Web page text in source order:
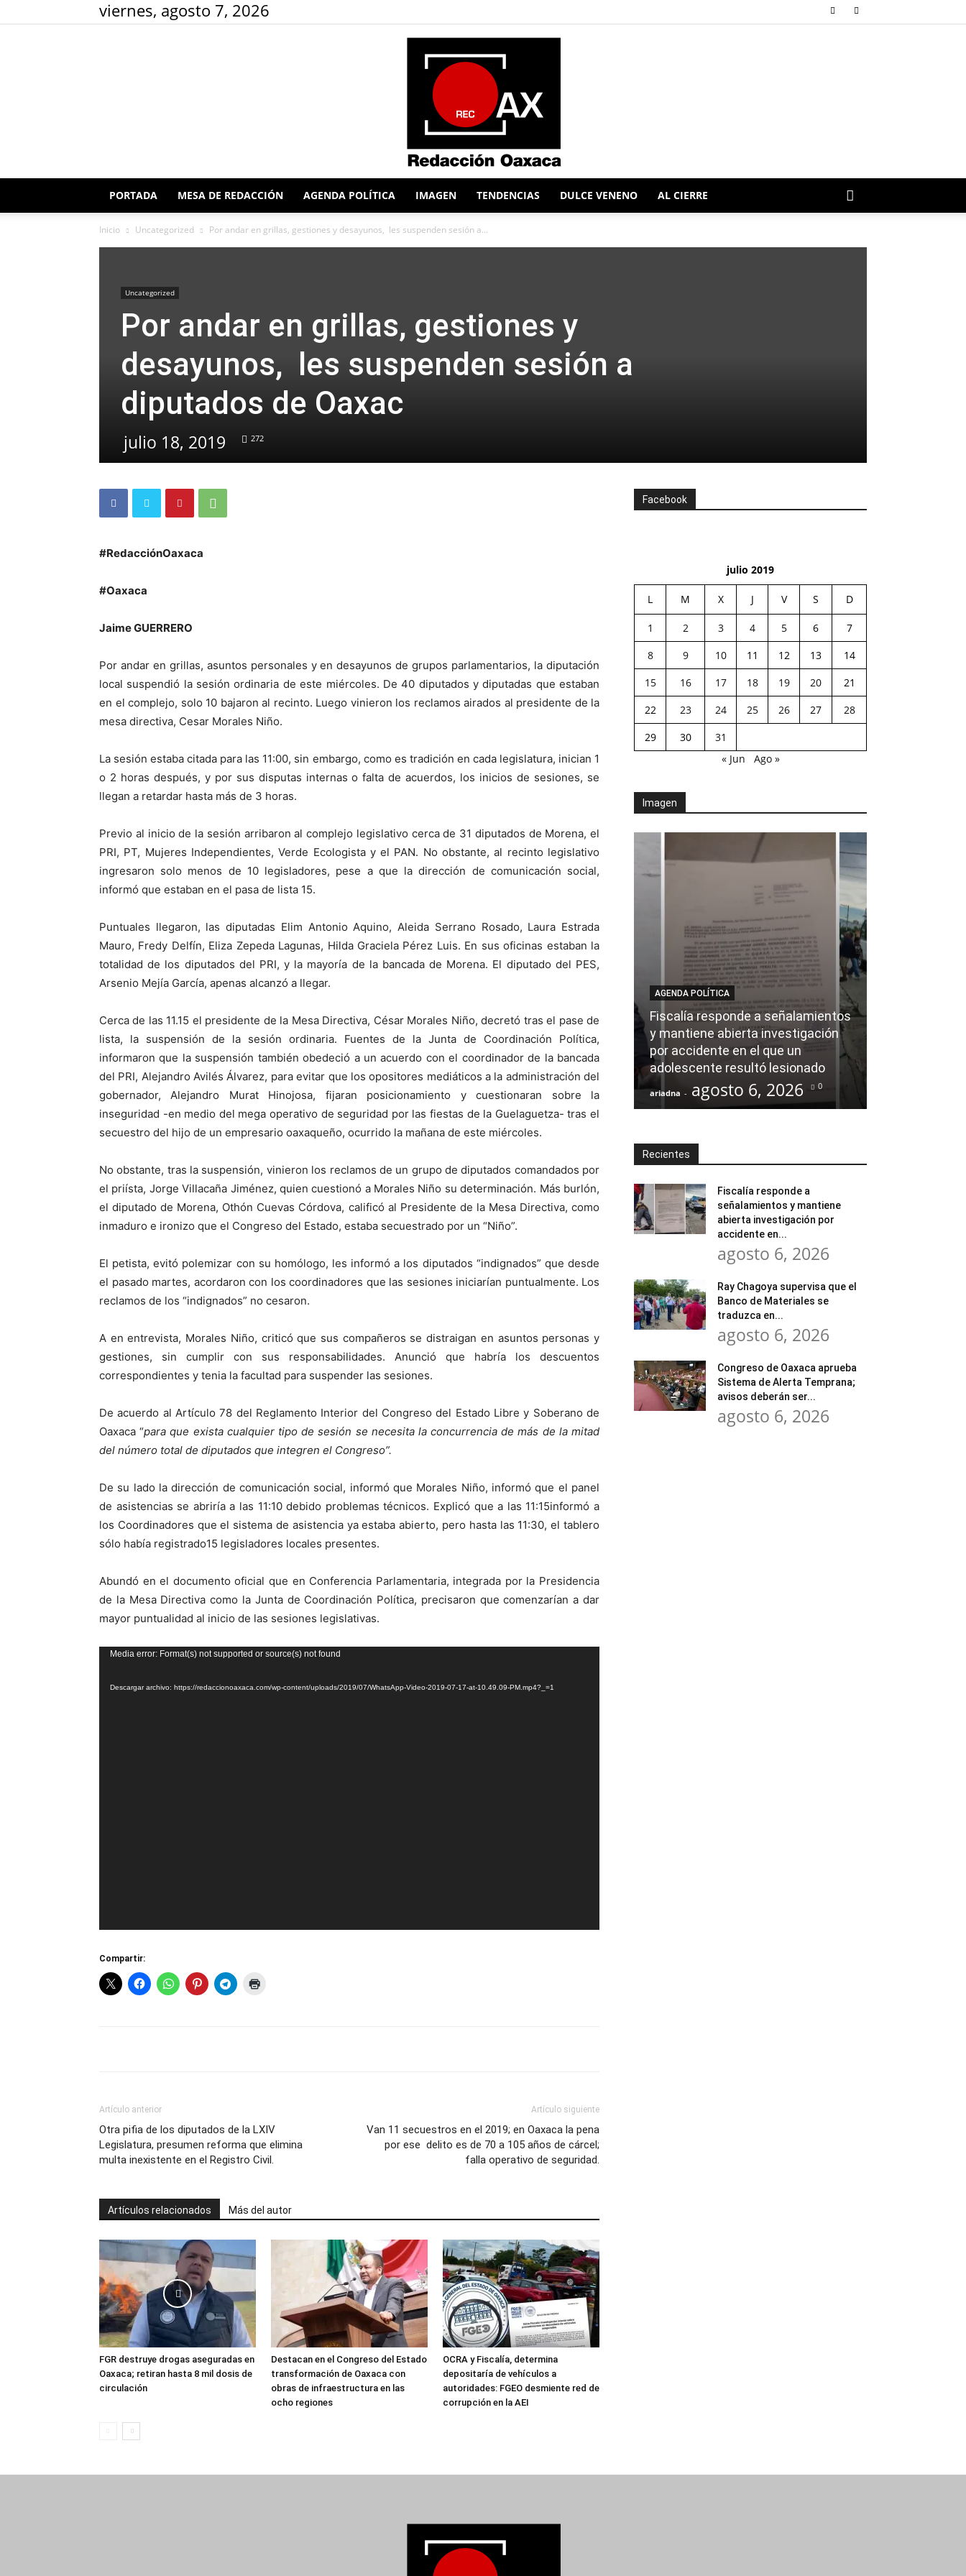
viernes, agosto 7, 2026
Oaxaca
PORTADA MESA DE REDACCIÓN AGENDA POLÍTICA IMAGEN TENDENCIAS DULCE VENENO AL CIERRE
Inicio Uncategorized Por andar en grillas, gestiones y desayunos, les suspenden sesión a...
Uncategorized
Por andar en grillas, gestiones y
desayunos, les suspenden sesión a
diputados de Oaxac
julio 18, 2019 272
#RedacciónOaxaca
#Oaxaca
Jaime GUERRERO
Por andar en grillas, asuntos personales y en desayunos de grupos parlamentarios, la diputación
local suspendió la sesión ordinaria de este miércoles. De 40 diputados y diputadas que estaban
en el complejo, solo 10 bajaron al recinto. Luego vinieron los reclamos airados al presidente de la
mesa directiva, Cesar Morales Niño.
La sesión estaba citada para las 11:00, sin embargo, como es tradición en cada legislatura, inician 1
o 2 horas después, y por sus disputas internas o falta de acuerdos, los inicios de sesiones, se
llegan a retardar hasta más de 3 horas.
Previo al inicio de la sesión arribaron al complejo legislativo cerca de 31 diputados de Morena, el
PRI, PT, Mujeres Independientes, Verde Ecologista y el PAN. No obstante, al recinto legislativo
ingresaron solo menos de 10 legisladores, pese a que la dirección de comunicación social,
informó que estaban en el pasa de lista 15.
Puntuales llegaron, las diputadas Elim Antonio Aquino, Aleida Serrano Rosado, Laura Estrada
Mauro, Fredy Delfín, Eliza Zepeda Lagunas, Hilda Graciela Pérez Luis. En sus oficinas estaban la
totalidad de los diputados del PRI, y la mayoría de la bancada de Morena. El diputado del PES,
Arsenio Mejía García, apenas alcanzó a llegar.
Cerca de las 11.15 el presidente de la Mesa Directiva, César Morales Niño, decretó tras el pase de
lista, la suspensión de la sesión ordinaria. Fuentes de la Junta de Coordinación Política,
informaron que la suspensión también obedeció a un acuerdo con el coordinador de la bancada
del PRI, Alejandro Avilés Álvarez, para evitar que los opositores mediáticos a la administración del
gobernador, Alejandro Murat Hinojosa, fijaran posicionamiento y cuestionaran sobre la
inseguridad -en medio del mega operativo de seguridad por las fiestas de la Guelaguetza- tras el
secuestro del hijo de un empresario oaxaqueño, ocurrido la mañana de este miércoles.
No obstante, tras la suspensión, vinieron los reclamos de un grupo de diputados comandados por
el priísta, Jorge Villacaña Jiménez, quien cuestionó a Morales Niño su determinación. Más burlón,
el diputado de Morena, Othón Cuevas Córdova, calificó al Presidente de la Mesa Directiva, como
inmaduro e ironizo que el Congreso del Estado, estaba secuestrado por un “Niño”.
El petista, evitó polemizar con su homólogo, les informó a los diputados “indignados” que desde
el pasado martes, acordaron con los coordinadores que las sesiones iniciarían puntualmente. Los
reclamos de los “indignados” no cesaron.
A en entrevista, Morales Niño, criticó que sus compañeros se distraigan en asuntos personas y
gestiones, sin cumplir con sus responsabilidades. Anunció que habría los descuentos
correspondientes y tenia la facultad para suspender las sesiones.
De acuerdo al Artículo 78 del Reglamento Interior del Congreso del Estado Libre y Soberano de
Oaxaca “para que exista cualquier tipo de sesión se necesita la concurrencia de más de la mitad
del número total de diputados que integren el Congreso”.
De su lado la dirección de comunicación social, informó que Morales Niño, informó que el panel
de asistencias se abriría a las 11:10 debido problemas técnicos. Explicó que a las 11:15informó a
los Coordinadores que el sistema de asistencia ya estaba abierto, pero hasta las 11:30, el tablero
sólo había registrado15 legisladores locales presentes.
Abundó en el documento oficial que en Conferencia Parlamentaria, integrada por la Presidencia
de la Mesa Directiva como la Junta de Coordinación Política, precisaron que comenzarían a dar
mayor puntualidad al inicio de las sesiones legislativas.
Reproductor
vídeo
Media error: Format(s) not supported or source(s) not found
Descargar archivo: https://redaccionoaxaca.com/wp-content/uploads/2019/07/WhatsApp-Video-2019-07-17-at-10.49.09-PM.mp4?_=1
Compartir:
Artículo anterior
Otra pifia de los diputados de la LXIV
Legislatura, presumen reforma que elimina
multa inexistente en el Registro Civil.
Artículo siguiente
Van 11 secuestros en el 2019; en Oaxaca la pena
por ese delito es de 70 a 105 años de cárcel;
falla operativo de seguridad.
Artículos relacionados Más del autor
FGR destruye drogas aseguradas en
Oaxaca; retiran hasta 8 mil dosis de
circulación
Destacan en el Congreso del Estado
transformación de Oaxaca con
obras de infraestructura en las
ocho regiones
OCRA y Fiscalía, determina
depositaría de vehículos a
autoridades: FGEO desmiente red de
corrupción en la AEI
Facebook
julio 2019
L M X J V S D
1 2 3 4 5 6
7
8
9 10 11 12 13
14
15
16 17 18 19 20
21
22
23 24 25 26 27
28
29
30
31
« Jun
Ago »
Imagen
AGENDA POLÍTICA
Fiscalía responde a señalamientos
y mantiene abierta investigación
por accidente en el que un
adolescente resultó lesionado
ariadna - agosto 6, 2026 0
Recientes
Fiscalía responde a
señalamientos y mantiene
abierta investigación por
accidente en...
agosto 6, 2026
Ray Chagoya supervisa que el
Banco de Materiales se
traduzca en...
agosto 6, 2026
Congreso de Oaxaca aprueba
Sistema de Alerta Temprana;
avisos deberán ser...
agosto 6, 2026